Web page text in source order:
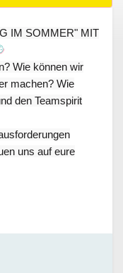
IM SOMMER" MIT
Wie können wir
machen? Wie
den Teamspirit
uns auf eure